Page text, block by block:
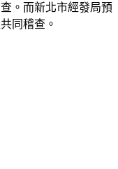
。而新北市經發局預
同稽查。